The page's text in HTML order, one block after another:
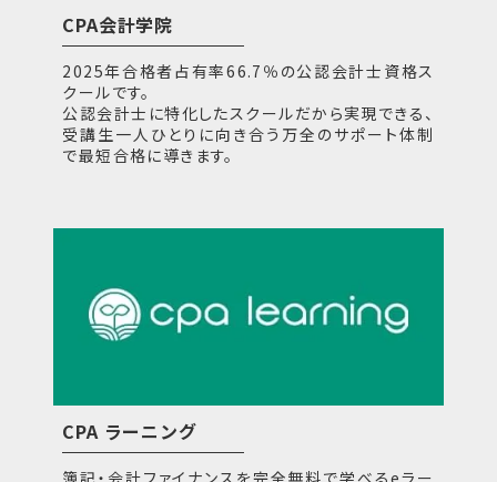
CPA会計学院
2025年合格者占有率66.7％の公認会計士資格ス
クールです。
公認会計士に特化したスクールだから実現できる、
受講生一人ひとりに向き合う万全のサポート体制
で最短合格に導きます。
CPA ラーニング
簿記・会計ファイナンスを完全無料で学べるeラー